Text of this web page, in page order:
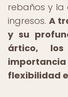
rebaños y la
ingresos. A
y su
ártico,
flexibilidad